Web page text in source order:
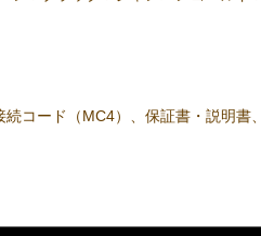
コード（MC4）、保証書・説明書